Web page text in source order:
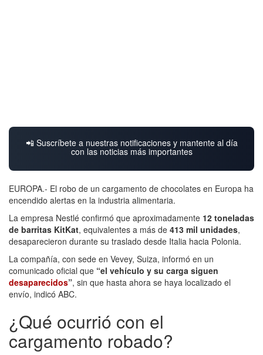
📲 Suscríbete a nuestras notificaciones y mantente al día
con las noticias más importantes
EUROPA.- El robo de un cargamento de chocolates en Europa ha
encendido alertas en la industria alimentaria.
La empresa Nestlé confirmó que aproximadamente 12 toneladas
de barritas KitKat, equivalentes a más de 413 mil unidades,
desaparecieron durante su traslado desde Italia hacia Polonia.
La compañía, con sede en Vevey, Suiza, informó en un
comunicado oficial que “el vehículo y su carga siguen
desaparecidos”, sin que hasta ahora se haya localizado el
envío, indicó ABC.
¿Qué ocurrió con el
cargamento robado?